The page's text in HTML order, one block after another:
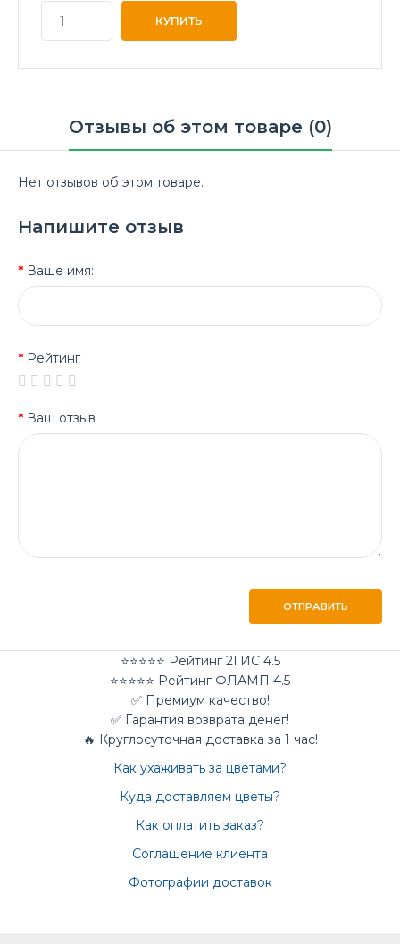
Отзывы об этом товаре (0)
Нет отзывов об этом товаре.
Напишите отзыв
Ваше имя:
Рейтинг
Ваш отзыв
ОТПРАВИТЬ
⭐⭐⭐⭐⭐ Рейтинг 2ГИС 4.5
⭐⭐⭐⭐⭐ Рейтинг ФЛАМП 4.5
✅ Премиум качество!
✅ Гарантия возврата денег!
🔥 Круглосуточная доставка за 1 час!
Как ухаживать за цветами?
Куда доставляем цветы?
Как оплатить заказ?
Соглашение клиента
Фотографии доставок